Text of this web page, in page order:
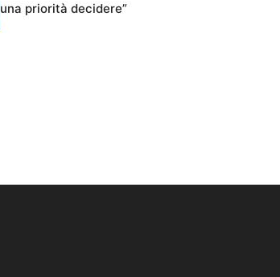
una priorità decidere”